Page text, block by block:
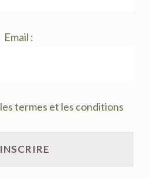
Email :
termes et les conditions